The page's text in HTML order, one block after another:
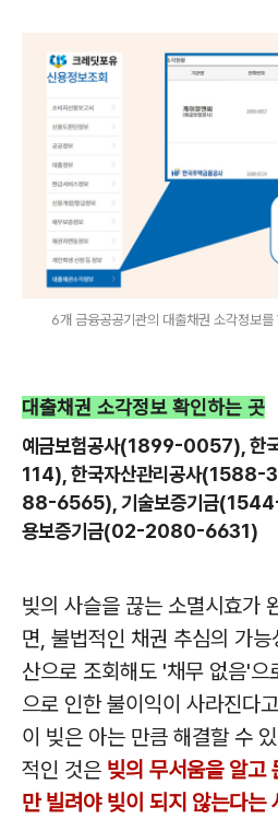
6개 금융공공기관의 대출채권 소각정보
대출채권 소각정보 확인하는 곳
예금보험공사(1899-0057), 한
114), 한국자산관리공사(1588-
88-6565), 기술보증기금
용보증기금(02-2080-6631)
빚의 사슬을 끊는 소멸시효가
면, 불법적인 채권 추심의 가
산으로 조회해도 '채무 없음'으
으로 인한 불이익이 사라진다
이 빚은 아는 만큼 해결할 수
적인 것은 빚의 무서움을 알고
만 빌려야 빚이 되지 않는다는